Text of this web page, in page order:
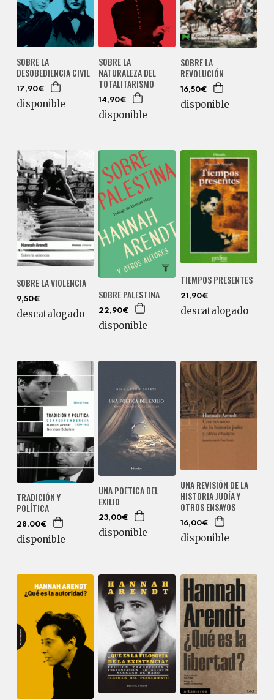
SOBRE LA
DESOBEDIENCIA CIVIL
17,90€
disponible
SOBRE LA
NATURALEZA DEL
TOTALITARISMO
14,90€
disponible
SOBRE LA
REVOLUCIÓN
16,50€
disponible
SOBRE LA VIOLENCIA
9,50€
descatalogado
SOBRE PALESTINA
22,90€
disponible
TIEMPOS PRESENTES
21,90€
descatalogado
TRADICIÓN Y
POLÍTICA
28,00€
disponible
UNA POETICA DEL
EXILIO
23,00€
disponible
UNA REVISIÓN DE LA
HISTORIA JUDÍA Y
OTROS ENSAYOS
16,00€
disponible